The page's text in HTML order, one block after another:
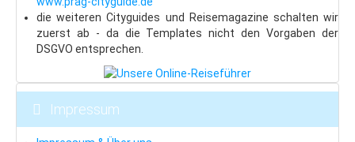
die weiteren Cityguides und Reisemagazine schalten wir
zuerst ab - da die Templates nicht den Vorgaben der
DSGVO entsprechen.
Impressum